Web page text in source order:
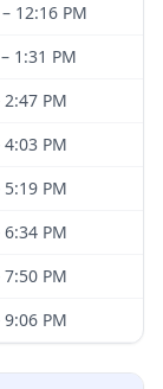
– 12:16 PM
– 1:31 PM
2:47 PM
4:03 PM
5:19 PM
6:34 PM
7:50 PM
9:06 PM